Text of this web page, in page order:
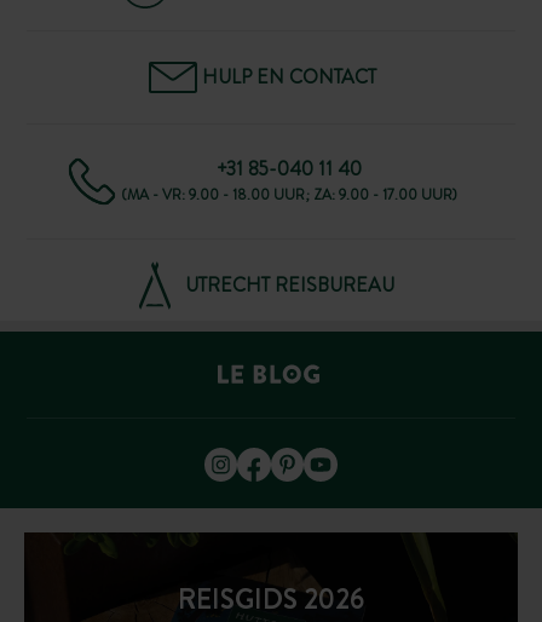
HULP EN CONTACT
+31 85-040 11 40
(MA - VR: 9.00 - 18.00 UUR; ZA: 9.00 - 17.00 UUR)
UTRECHT REISBUREAU
REISGIDS 2026